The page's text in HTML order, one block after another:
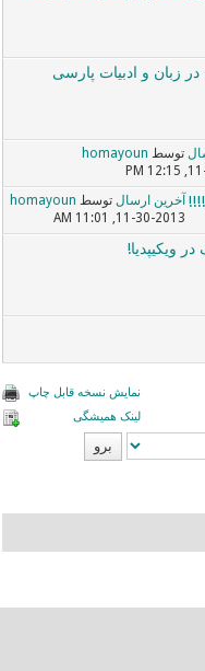
زبان و ادبیات پارسی
توسط homayoun
11-
آخرین ارسال توسط homayoun
11-30-2013, 11:01 AM
ویکیپدیا!
نمایش نسخه قابل چاپ
لینک همیشگی